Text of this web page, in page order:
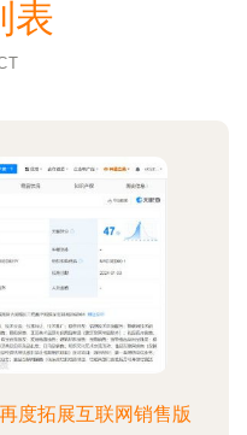
表
度拓展互联网销售版